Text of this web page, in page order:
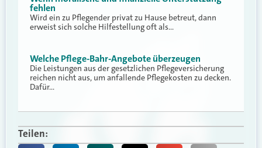
fehlen
Wird ein zu Pflegender privat zu Hause betreut, dann
erweist sich solche Hilfestellung oft als…
Welche Pflege-Bahr-Angebote überzeugen
Die Leistungen aus der gesetzlichen Pflegeversicherung
reichen nicht aus, um anfallende Pflegekosten zu decken.
Dafür…
Teilen: